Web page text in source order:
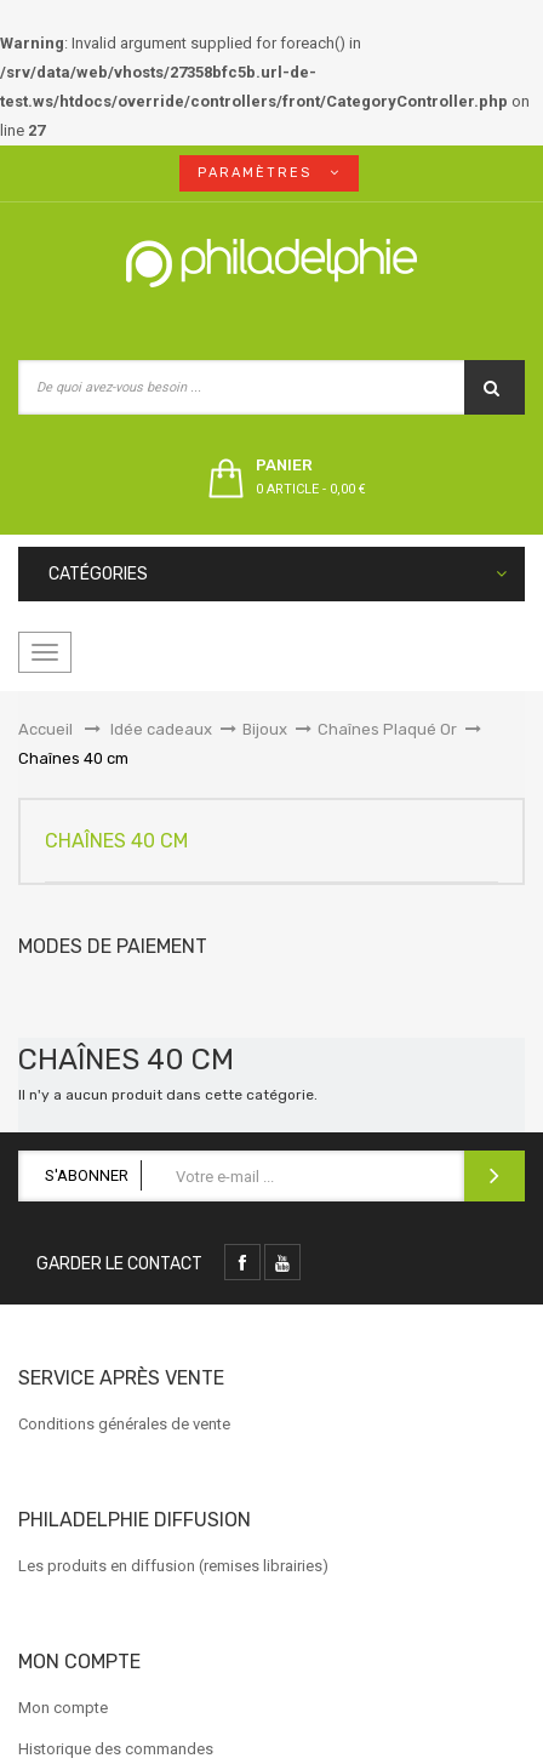
Warning: Invalid argument supplied for foreach() in
/srv/data/web/vhosts/27358bfc5b.url-de-
test.ws/htdocs/override/controllers/front/CategoryController.php on
line 27
PARAMÈTRES
PANIER
0 ARTICLE - 0,00 €
CATÉGORIES
Basculer
Accueil
&gt;Idée cadeaux > Bijoux > Chaînes Plaqué Or >
Chaînes 40 cm
CHAÎNES 40 CM
MODES DE PAIEMENT
CHAÎNES 40 CM
Il n'y a aucun produit dans cette catégorie.
S'ABONNER
GARDER LE CONTACT
SERVICE APRÈS VENTE
Conditions générales de vente
PHILADELPHIE DIFFUSION
Les produits en diffusion (remises librairies)
MON COMPTE
Mon compte
Historique des commandes